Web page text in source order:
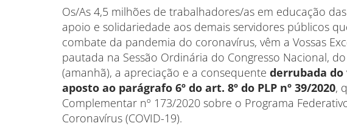
Os/As 4,5 milhões de trabalhadores/as em educação
apoio e solidariedade aos demais servidores públicos
combate da pandemia do coronavírus, vêm a Vossas
pautada na Sessão Ordinária do Congresso Nacional,
(amanhã), a apreciação e a consequente derrubada do
aposto ao parágrafo 6º do art. 8º do PLP nº 39/2020,
Complementar nº 173/2020 sobre o Programa
Coronavírus (COVID-19).